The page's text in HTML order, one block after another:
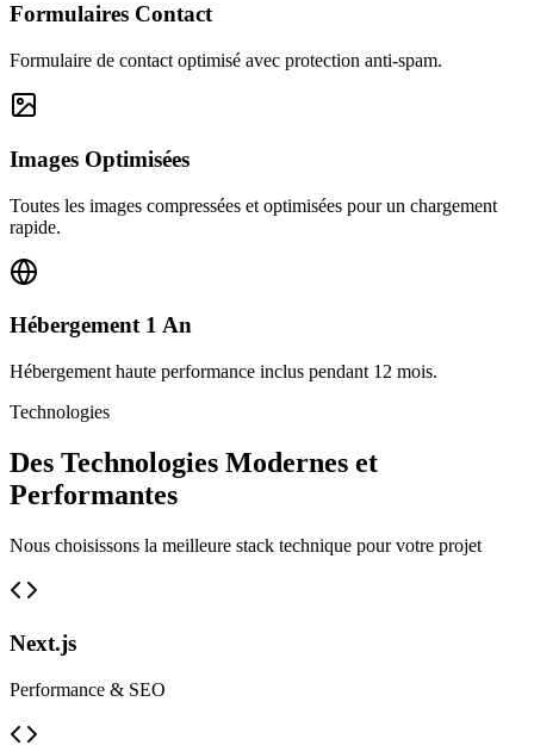
Formulaires Contact
Formulaire de contact optimisé avec protection anti-spam.
Images Optimisées
Toutes les images compressées et optimisées pour un chargement
rapide.
Hébergement 1 An
Hébergement haute performance inclus pendant 12 mois.
Technologies
Des Technologies Modernes et
Performantes
Nous choisissons la meilleure stack technique pour votre projet
Next.js
Performance & SEO